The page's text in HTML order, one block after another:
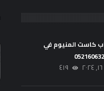
كاست المنيوم في
٤١٩